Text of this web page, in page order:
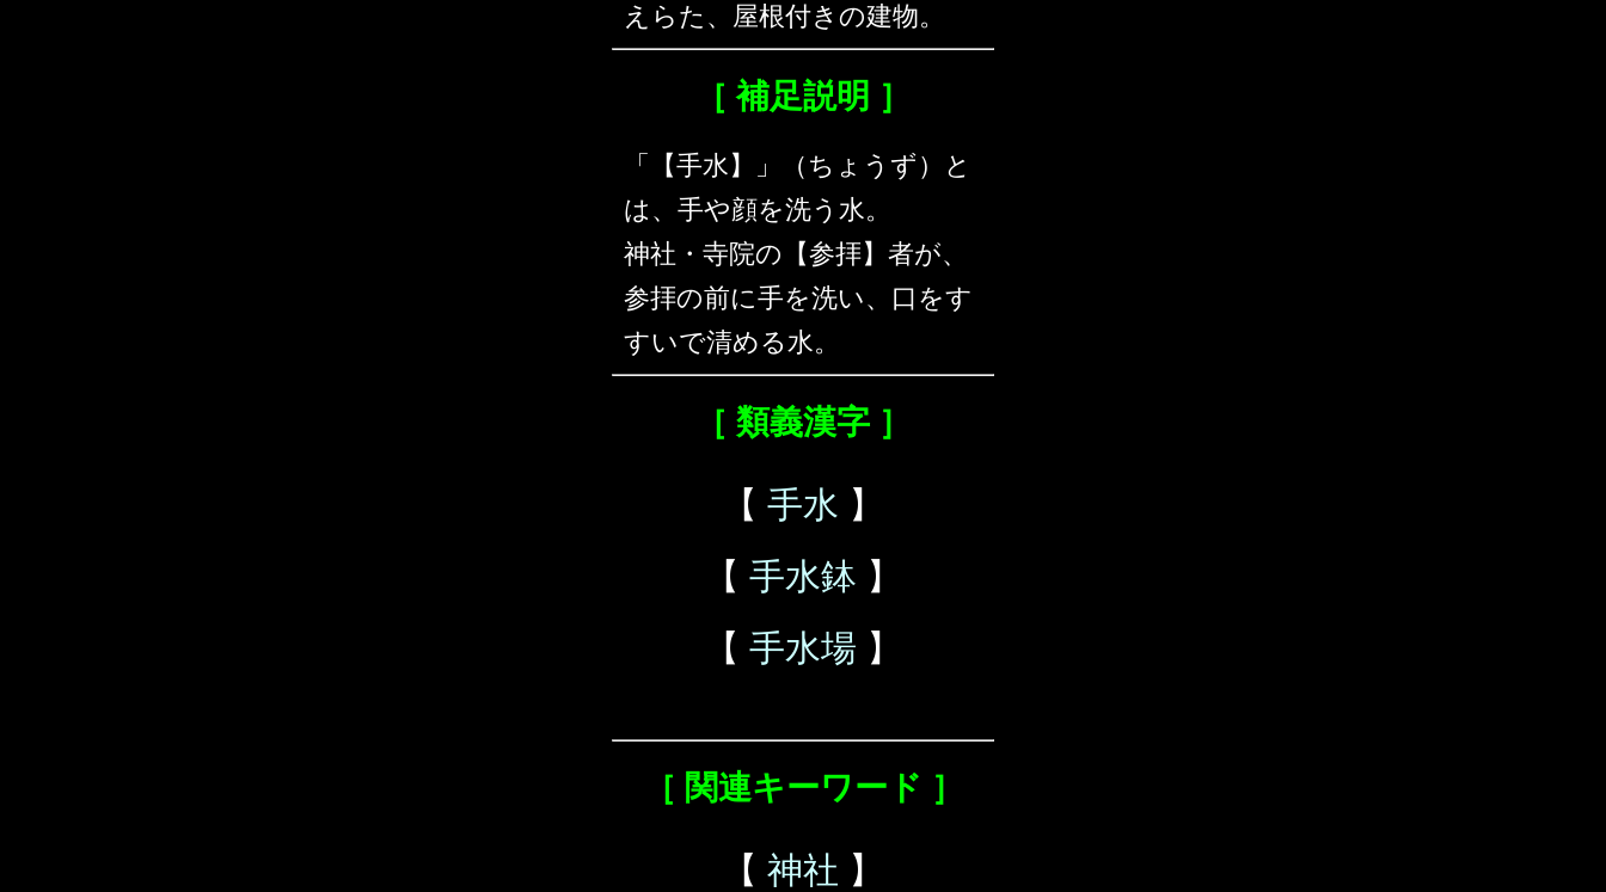
えらた、屋根付きの建物。
［ 補足説明 ］
「【手水】」（ちょうず）と
は、手や顔を洗う水。
神社・寺院の【参拝】者が、
参拝の前に手を洗い、口をす
すいで清める水。
［ 類義漢字 ］
【 手水 】
【 手水鉢 】
【 手水場 】
［ 関連キーワード ］
【 神社 】